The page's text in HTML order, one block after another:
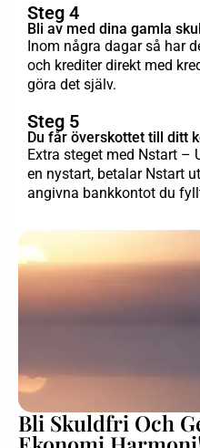
Steg 4
Bli av med dina gamla
Inom några dagar så har
och krediter direkt med
göra det själv.
Steg 5
Du får överskottet till ditt
Extra steget med Nstart –
en nystart, betalar Nstart
angivna bankkontot du
Bli Skuldfri Och